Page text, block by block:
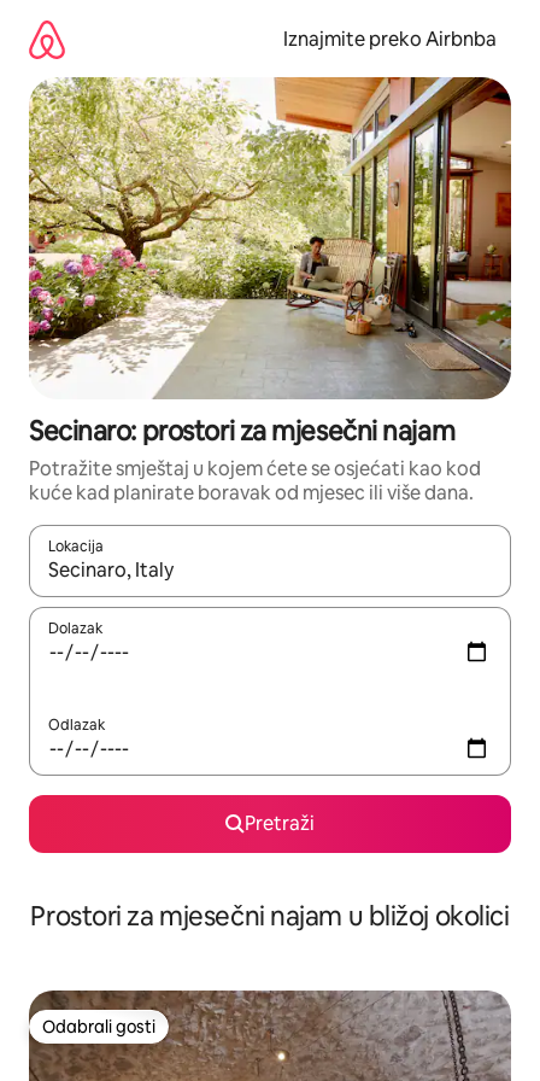
sadržaj
Iznajmite preko Airbnba
Secinaro: prostori za mjesečni najam
Potražite smještaj u kojem ćete se osjećati kao kod
kuće kad planirate boravak od mjesec ili više dana.
Lokacija
Kada budu dostupni rezultati, moći ćete ih pregledati
Dolazak
Odlazak
Pretraži
Prostori za mjesečni najam u bližoj okolici
Odabrali gosti
Odabrali gosti